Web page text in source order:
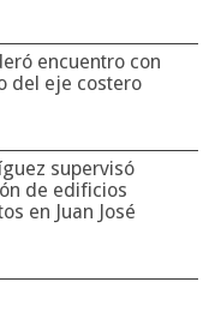
encuentro con
del eje costero
supervisó
de edificios
en Juan José